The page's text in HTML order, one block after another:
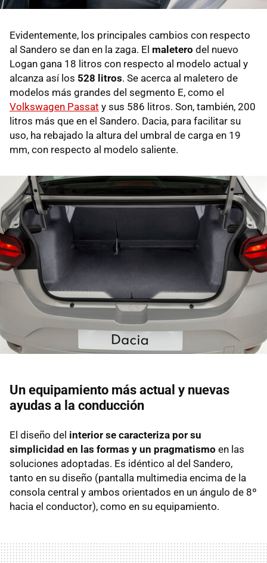
Evidentemente, los principales cambios con respecto
al Sandero se dan en la zaga. El maletero del nuevo
Logan gana 18 litros con respecto al modelo actual y
alcanza así los 528 litros. Se acerca al maletero de
modelos más grandes del segmento E, como el
Volkswagen Passat y sus 586 litros. Son, también, 200
litros más que en el Sandero. Dacia, para facilitar su
uso, ha rebajado la altura del umbral de carga en 19
mm, con respecto al modelo saliente.
Un equipamiento más actual y nuevas
ayudas a la conducción
El diseño del interior se caracteriza por su
simplicidad en las formas y un pragmatismo en las
soluciones adoptadas. Es idéntico al del Sandero,
tanto en su diseño (pantalla multimedia encima de la
consola central y ambos orientados en un ángulo de 8º
hacia el conductor), como en su equipamiento.